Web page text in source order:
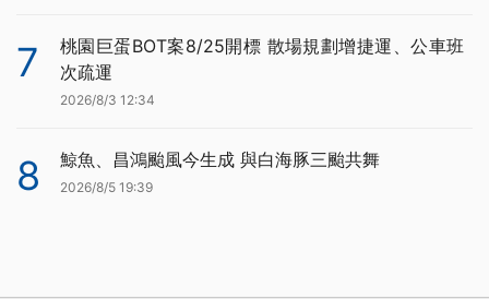
7
桃園巨蛋BOT案8/25開標 散場規劃增捷運、公車班
次疏運
2026/8/3 12:34
8 鯨魚、昌鴻颱風今生成 與白海豚三颱共舞
2026/8/5 19:39